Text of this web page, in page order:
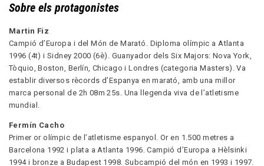
Sobre els protagonistes
Martin Fiz
Campió d’Europa i del Món de Marató. Diploma olímpic a Atlanta
1996 (4t) i Sidney 2000 (6è). Guanyador dels Six Majors: Nova York,
Tòquio, Boston, Berlín, Chicago i Londres (categoria Masters). Va
establir diversos rècords d’Espanya en marató, amb una millor
marca personal de 2h 08m 25s. Una llegenda viva de l’atletisme
mundial.
Fermín Cacho
Primer or olímpic de l’atletisme espanyol. Or en 1.500 metres a
Barcelona 1992 i plata a Atlanta 1996. Campió d’Europa a Hèlsinki
1994 i bronze a Budapest 1998. Subcampió del món en 1993 i 1997.